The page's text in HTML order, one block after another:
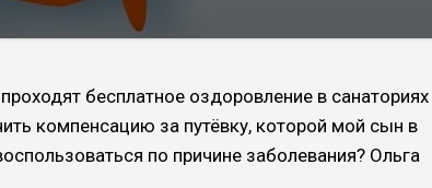
бес­платное оздоровление в санаториях
компенсацию за путёвку, кото­рой мой сын в
по причине заболевания? Ольга